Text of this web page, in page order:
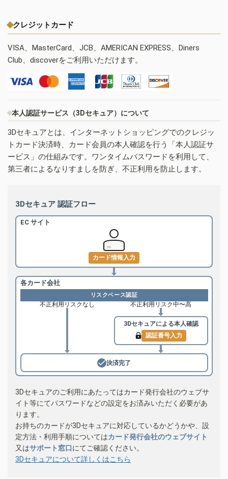
クレジットカード
VISA、MasterCard、JCB、AMERICAN EXPRESS、Diners
Club、discoverをご利用いただけます。
本人認証サービス（3Dセキュア）について
3Dセキュアとは、インターネットショッピングでのクレジッ
トカード決済時、カード会員の本人確認を行う「本人認証サ
ービス」の仕組みです。ワンタイムパスワードを利用して、
第三者によるなりすましを防ぎ、不正利用を防止します。
3Dセキュア 認証フロー
EC サイト
カード情報入力
各カード会社
リスクベース認証
不正利用リスクなし 不正利用リスク中〜高
3Dセキュアによる本人確認
認証番号入力
決済完了
3Dセキュアのご利用にあたってはカード発行会社のウェブサ
イト等にてパスワードなどの設定をお済みいただく必要があ
ります。
お持ちのカードが3Dセキュアに対応しているかどうかや、設
定方法・利用手順についてはカード発行会社のウェブサイト
又はサポート窓口にてご確認ください。
3Dセキュアについて詳しくはこちら